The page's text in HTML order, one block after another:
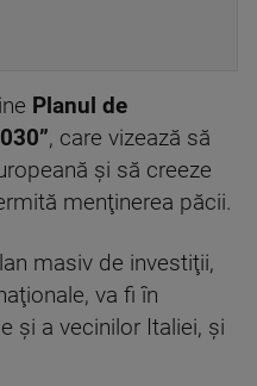
Planul de
, care vizează să
şi să creeze
menţinerea păcii.
masiv de investiţii,
va fi în
şi a vecinilor Italiei, şi